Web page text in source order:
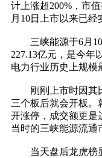
计上涨超200%，市
月10日上市以来已经
三峡能源于6月10
227.13亿元，是今年
电力行业历史上规模
刚刚上市时因其比
三个板后就会开板。
开涨停，成交额更是
当时的三峡能源流通
当天盘后龙虎榜显